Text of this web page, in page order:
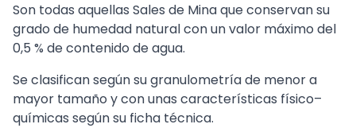
Son todas aquellas Sales de Mina que conservan su
grado de humedad natural con un valor máximo del
0,5 % de contenido de agua.
Se clasifican según su granulometría de menor a
mayor tamaño y con unas características físico–
químicas según su ficha técnica.